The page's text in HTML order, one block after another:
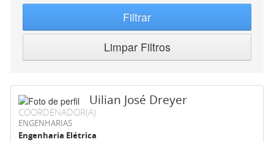
Filtrar
Limpar Filtros
Uilian José Dreyer
COORDENADOR(A)
ENGENHARIAS
Engenharia Elétrica